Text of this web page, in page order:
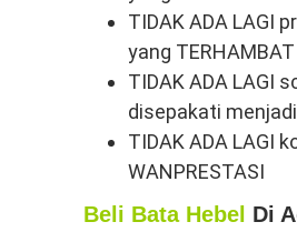
TIDAK ADA LAGI
yang TERHAMBAT
TIDAK ADA LAGI
disepakati menjadi
TIDAK ADA LAGI
WANPRESTASI
Beli Bata Hebel Di